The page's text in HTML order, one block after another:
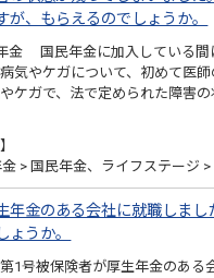
が、もらえるのでしょうか。
金 国民年金に加入している間
気やケガについて、初めて医師
ケガで、法で定められた障害の
> 国民年金、ライフステージ >
年金のある会社に就職しま
ょうか。
1号被保険者が厚生年金のある